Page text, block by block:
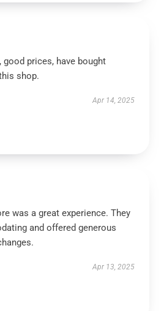
prices, have bought
shop.
Apr 14, 2025
was a great experience. They
and offered generous
Apr 13, 2025